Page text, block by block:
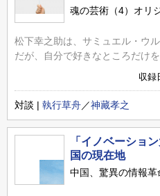
魂の芸術（4）オリ
松下幸之助は、サミュエル・ウ
だが、自分で好きなところだけ
収録
対談 | 執行草舟／神藏孝之
「イノベーショ
国の現在地
中国、驚異の情報